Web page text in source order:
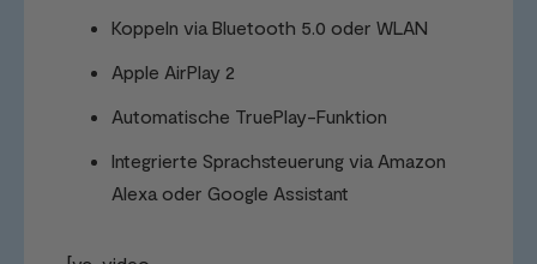
Koppeln via Bluetooth 5.0 oder WLAN
Apple AirPlay 2
Automatische TruePlay-Funktion
Integrierte Sprachsteuerung via Amazon
Alexa oder Google Assistant